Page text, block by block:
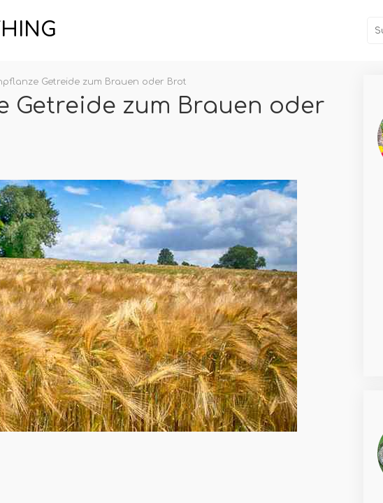
Getreide zum Brauen oder Brot
Getreide zum Brauen oder